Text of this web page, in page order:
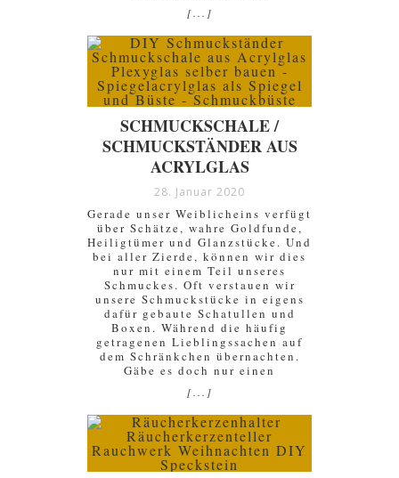
[...]
SCHMUCKSCHALE /
SCHMUCKSTÄNDER AUS
ACRYLGLAS
28. Januar 2020
Gerade unser Weiblicheins verfügt
über Schätze, wahre Goldfunde,
Heiligtümer und Glanzstücke. Und
bei aller Zierde, können wir dies
nur mit einem Teil unseres
Schmuckes. Oft verstauen wir
unsere Schmuckstücke in eigens
dafür gebaute Schatullen und
Boxen. Während die häufig
getragenen Lieblingssachen auf
dem Schränkchen übernachten.
Gäbe es doch nur einen
[...]